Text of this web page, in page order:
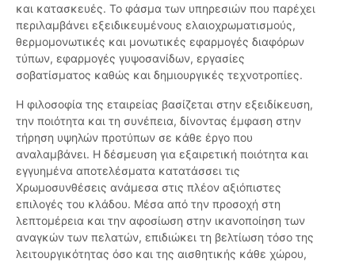
και κατασκευές. Το φάσμα των υπηρεσιών που παρέχει
περιλαμβάνει εξειδικευμένους ελαιοχρωματισμούς,
θερμομονωτικές και μονωτικές εφαρμογές διαφόρων
τύπων, εφαρμογές γυψοσανίδων, εργασίες
σοβατίσματος καθώς και δημιουργικές τεχνοτροπίες.
Η φιλοσοφία της εταιρείας βασίζεται στην εξειδίκευση,
την ποιότητα και τη συνέπεια, δίνοντας έμφαση στην
τήρηση υψηλών προτύπων σε κάθε έργο που
αναλαμβάνει. Η δέσμευση για εξαιρετική ποιότητα και
εγγυημένα αποτελέσματα κατατάσσει τις
Χρωμοσυνθέσεις ανάμεσα στις πλέον αξιόπιστες
επιλογές του κλάδου. Μέσα από την προσοχή στη
λεπτομέρεια και την αφοσίωση στην ικανοποίηση των
αναγκών των πελατών, επιδιώκει τη βελτίωση τόσο της
λειτουργικότητας όσο και της αισθητικής κάθε χώρου,